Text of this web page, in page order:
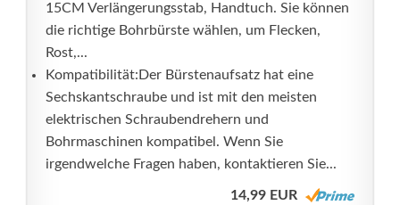
15CM Verlängerungsstab, Handtuch. Sie können
die richtige Bohrbürste wählen, um Flecken,
Rost,...
Kompatibilität:Der Bürstenaufsatz hat eine
Sechskantschraube und ist mit den meisten
elektrischen Schraubendrehern und
Bohrmaschinen kompatibel. Wenn Sie
irgendwelche Fragen haben, kontaktieren Sie...
14,99 EUR